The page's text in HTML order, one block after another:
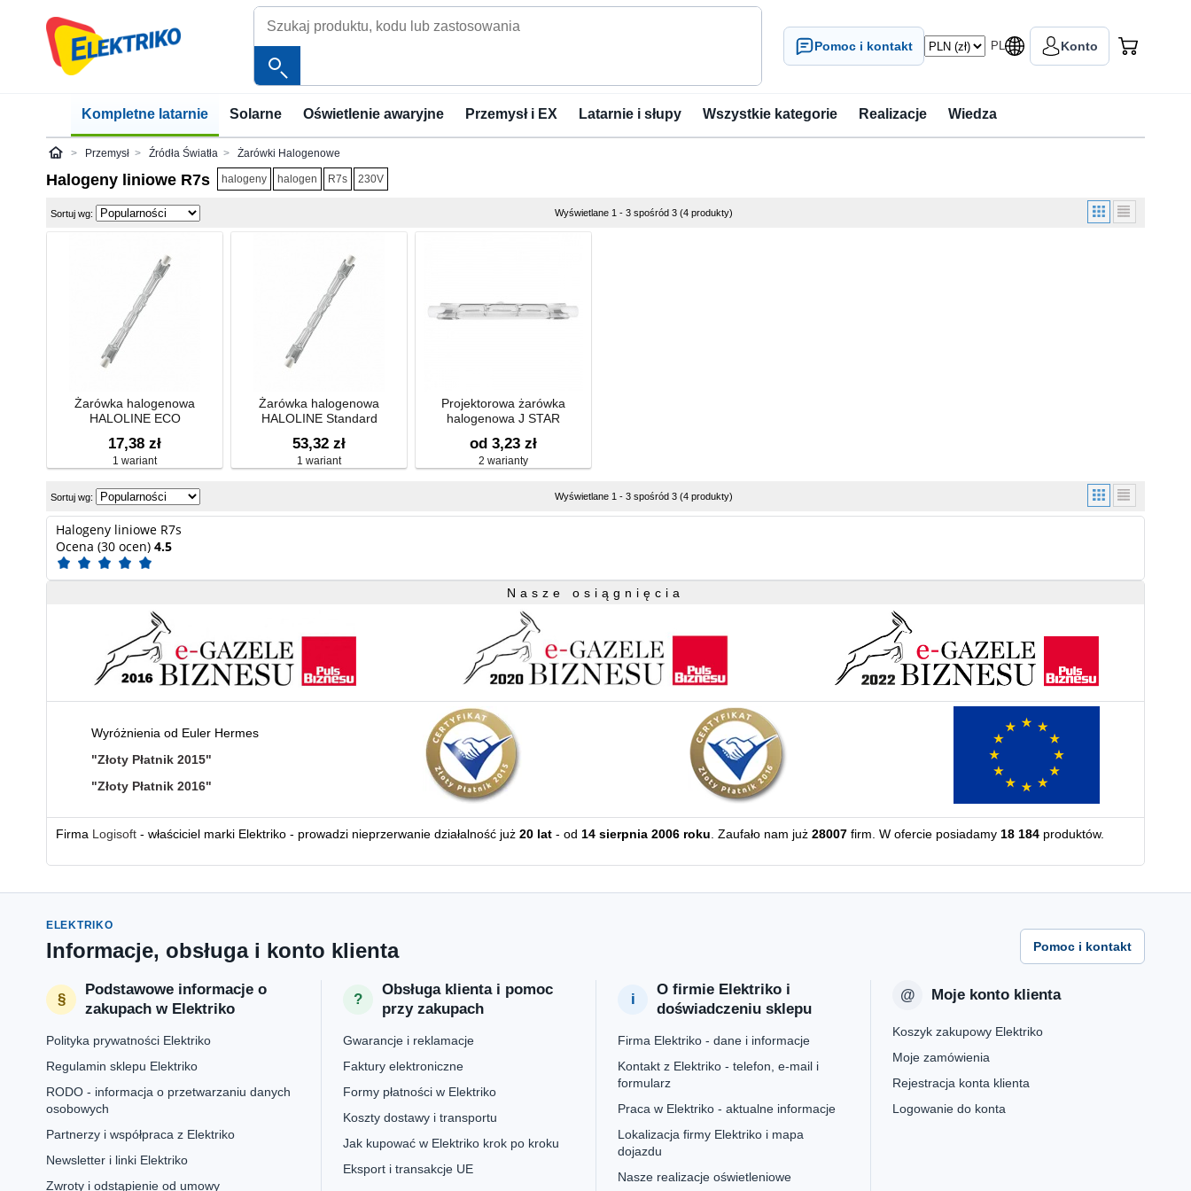
Pomoc i kontakt PL Konto
Kompletne latarnie Solarne Oświetlenie awaryjne Przemysł i EX Latarnie i słupy Wszystkie kategorie Realizacje Wiedza
ElektrikoPrzemysł Źródła Światła Żarówki Halogenowe
Halogeny liniowe R7s halogeny halogen R7s 230V
Sortuj wg: Wyświetlane 1 - 3 spośród 3 (4 produkty)
Żarówka halogenowa
HALOLINE ECO
17,38 zł
1 wariant
Żarówka halogenowa
HALOLINE Standard
53,32 zł
1 wariant
Projektorowa żarówka
halogenowa J STAR
od 3,23 zł
2 warianty
Sortuj wg: Wyświetlane 1 - 3 spośród 3 (4 produkty)
Halogeny liniowe R7s
Ocena (30 ocen) 4.5
Nasze osiągnięcia
Wyróżnienia od Euler Hermes
"Złoty Płatnik 2015"
"Złoty Płatnik 2016"
Firma Logisoft - właściciel marki Elektriko - prowadzi nieprzerwanie działalność już 20 lat - od 14 sierpnia 2006 roku. Zaufało nam już 28007 firm. W ofercie posiadamy 18 184 produktów.
ELEKTRIKO
Informacje, obsługa i konto klienta Pomoc i kontakt
Podstawowe informacje o
zakupach w Elektriko
Polityka prywatności Elektriko
Regulamin sklepu Elektriko
RODO - informacja o przetwarzaniu danych
osobowych
Partnerzy i współpraca z Elektriko
Newsletter i linki Elektriko
Zwroty i odstąpienie od umowy
Obsługa klienta i pomoc
przy zakupach
Gwarancje i reklamacje
Faktury elektroniczne
Formy płatności w Elektriko
Koszty dostawy i transportu
Jak kupować w Elektriko krok po kroku
Eksport i transakcje UE
O firmie Elektriko i
doświadczeniu sklepu
Firma Elektriko - dane i informacje
Kontakt z Elektriko - telefon, e-mail i
formularz
Praca w Elektriko - aktualne informacje
Lokalizacja firmy Elektriko i mapa
dojazdu
Nasze realizacje oświetleniowe
Moje konto klienta
Koszyk zakupowy Elektriko
Moje zamówienia
Rejestracja konta klienta
Logowanie do konta